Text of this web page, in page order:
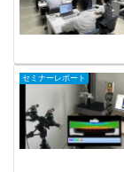
セミナーレポート